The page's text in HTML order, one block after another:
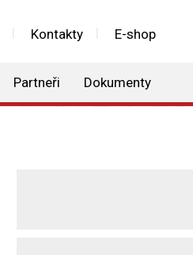
Kontakty E-shop
Partneři Dokumenty